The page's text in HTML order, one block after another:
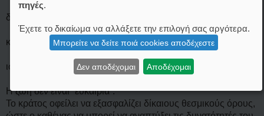
διάφανη φορολογία,
κοινωνική κινητικότητα,
ισότητα πρόσβασης στην αγορά εργασίας.
Η ζωή δεν είναι “ευκαιρία”.
Το κράτος οφείλει να εξασφαλίζει δίκαιους θεσμικούς όρους,
πηγές.
Έχετε το δικαίωμα να αλλάξετε την επιλογή σας αργότερα.
Μπορείτε να δείτε ποιά cookies αποδέχεστε
Δεν αποδέχομαι Αποδέχομαι